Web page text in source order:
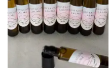
lista de
deseos